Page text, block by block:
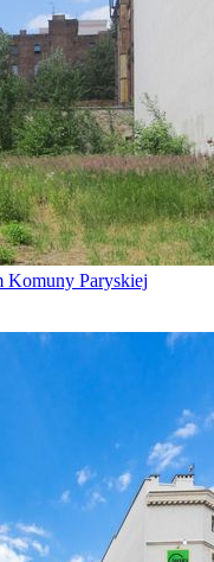
Komuny Paryskiej